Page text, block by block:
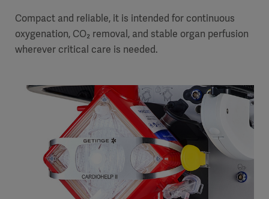
Compact and reliable, it is intended for continuous
oxygenation, CO₂ removal, and stable organ perfusion
wherever critical care is needed.